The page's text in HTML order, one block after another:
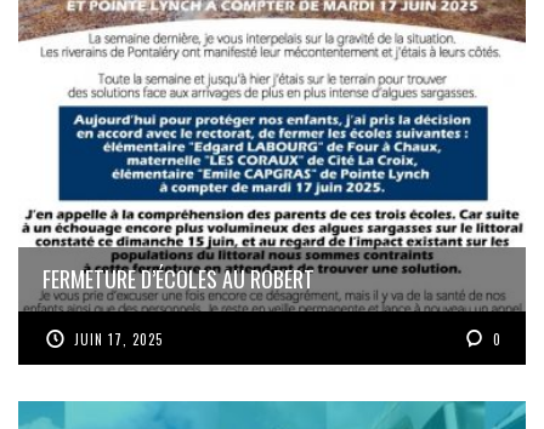
FERMETURE D’ÉCOLES AU ROBERT
JUIN 17, 2025 0